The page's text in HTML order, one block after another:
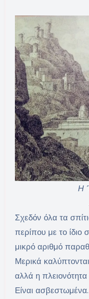
Η
Σχεδόν όλα τα
περίπου με το ίδιο
μικρό αριθμό
Μερικά
αλλά η
Είναι ασβεστωμένα.